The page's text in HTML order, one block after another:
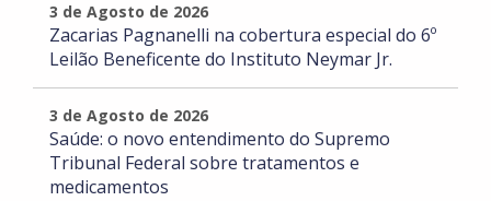
3 de Agosto de 2026
Zacarias Pagnanelli na cobertura especial do 6º
Leilão Beneficente do Instituto Neymar Jr.
3 de Agosto de 2026
Saúde: o novo entendimento do Supremo
Tribunal Federal sobre tratamentos e
medicamentos